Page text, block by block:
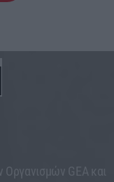
Οργανισμών GEA και